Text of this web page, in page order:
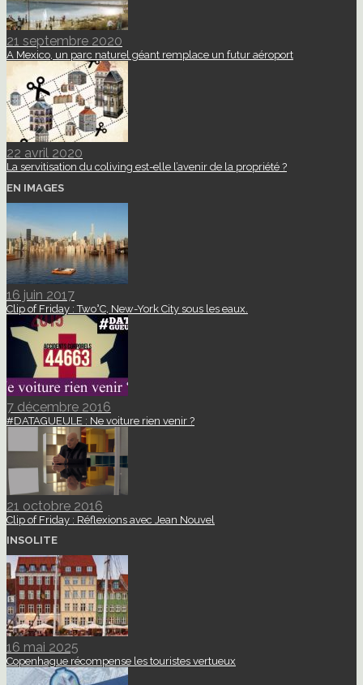
21 septembre 2020
A Mexico, un parc naturel géant remplace un futur aéroport
22 avril 2020
La servitisation du coliving est-elle l’avenir de la propriété ?
EN IMAGES
16 juin 2017
Clip of Friday : Two°C, New-York City sous les eaux.
7 décembre 2016
#DATAGUEULE : Ne voiture rien venir ?
21 octobre 2016
Clip of Friday : Réflexions avec Jean Nouvel
INSOLITE
16 mai 2025
Copenhague récompense les touristes vertueux